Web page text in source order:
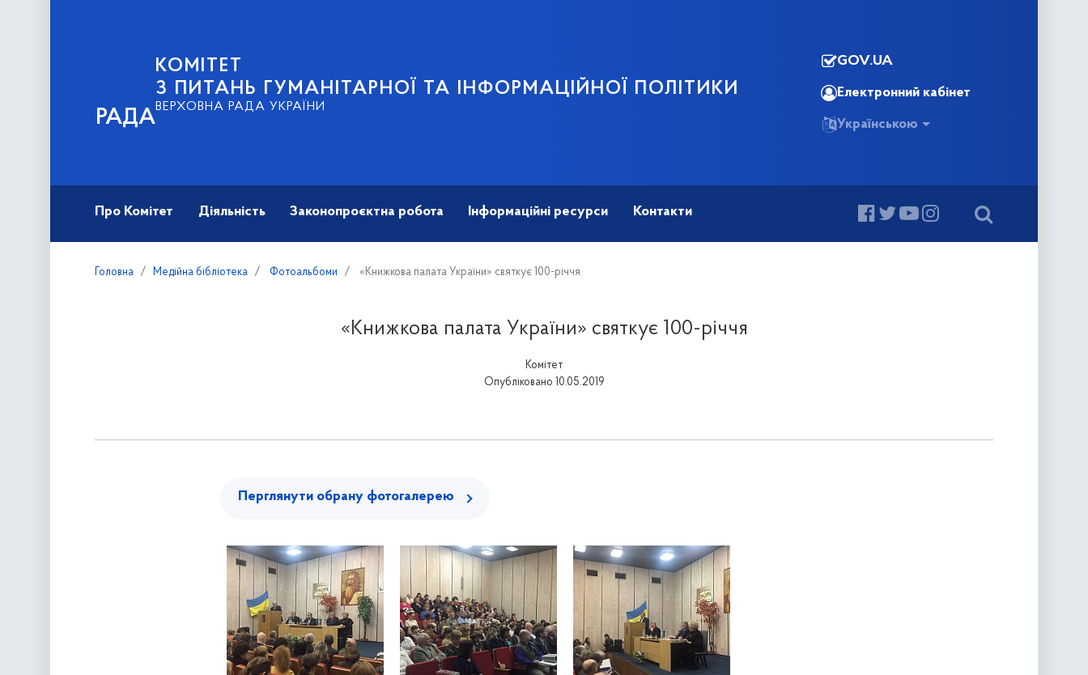
РАДА
КОМІТЕТ
З ПИТАНЬ ГУМАНІТАРНОЇ ТА ІНФОРМАЦІЙНОЇ ПОЛІТИКИ
ВЕРХОВНА РАДА УКРАЇНИ
GOV.UA
Електронний кабінет
Українською
Про Комітет Діяльність Законопроєктна робота Інформаційні ресурси Контакти
Головна Медійна бібліотека Фотоальбоми «Книжкова палата України» святкує 100-річчя
«Книжкова палата України» святкує 100-річчя
Комітет
Опубліковано 10.05.2019
Перглянути обрану фотогалерею